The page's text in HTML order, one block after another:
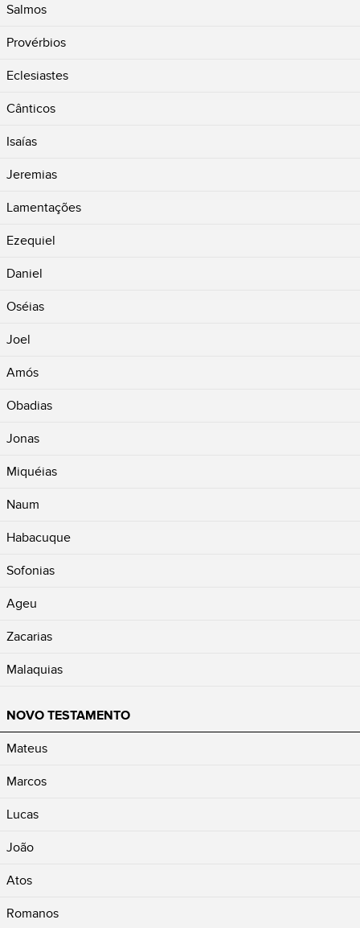
Salmos
Provérbios
Eclesiastes
Cânticos
Isaías
Jeremias
Lamentações
Ezequiel
Daniel
Oséias
Joel
Amós
Obadias
Jonas
Miquéias
Naum
Habacuque
Sofonias
Ageu
Zacarias
Malaquias
NOVO TESTAMENTO
Mateus
Marcos
Lucas
João
Atos
Romanos